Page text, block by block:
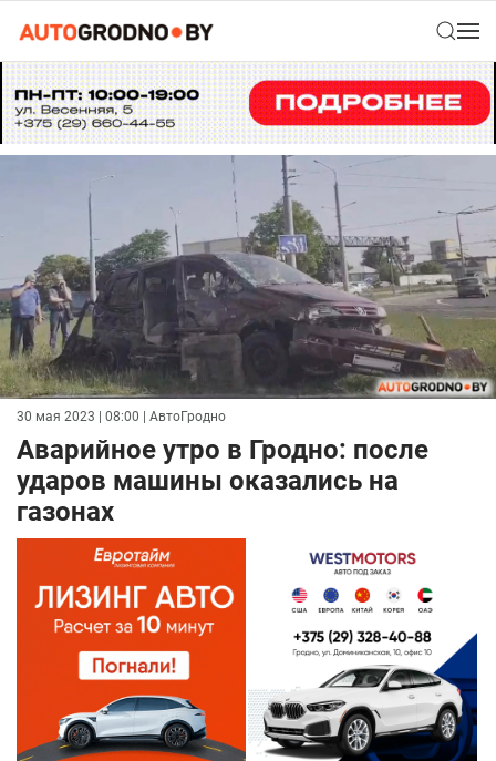
30 мая 2023 | 08:00 | АвтоГродно
Аварийное утро в Гродно: после
ударов машины оказались на
газонах